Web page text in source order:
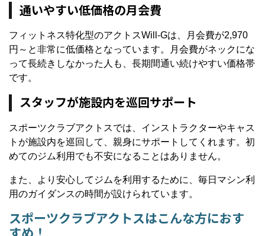
通いやすい低価格の月会費
フィットネス特化型のアクトスWill-Gは、月会費が2,970
円～と非常に低価格となっています。月会費がネックにな
って長続きしなかった人も、長期間通い続けやすい価格帯
です。
スタッフが施設内を巡回サポート
スポーツクラブアクトスでは、インストラクターやキャス
トが施設内を巡回して、親身にサポートしてくれます。初
めてのジム利用でも不安になることはありません。
また、より安心してジムを利用するために、毎日マシン利
用のガイダンスの時間が設けられています。
スポーツクラブアクトスはこんな方におす
すめ！